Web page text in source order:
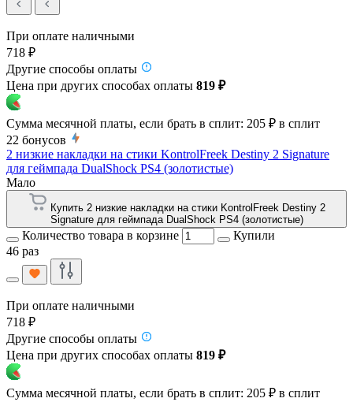
При оплате наличными
718 ₽
Другие способы оплаты
Цена при других способах оплаты 819 ₽
Сумма месячной платы, если брать в сплит: 205 ₽ в сплит
22 бонусов
2 низкие накладки на стики KontrolFreek Destiny 2 Signature
для геймпада DualShock PS4 (золотистые)
Мало
Купить 2 низкие накладки на стики KontrolFreek Destiny 2
Signature для геймпада DualShock PS4 (золотистые)
Количество товара в корзине
Купили
46 раз
При оплате наличными
718 ₽
Другие способы оплаты
Цена при других способах оплаты 819 ₽
Сумма месячной платы, если брать в сплит: 205 ₽ в сплит